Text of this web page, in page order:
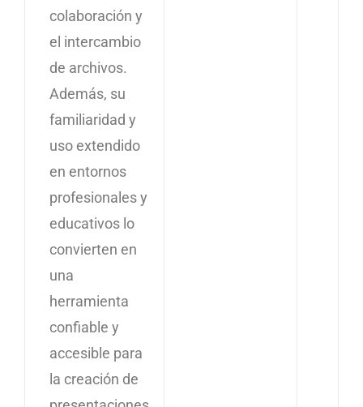
colaboración y
el intercambio
de archivos.
Además, su
familiaridad y
uso extendido
en entornos
profesionales y
educativos lo
convierten en
una
herramienta
confiable y
accesible para
la creación de